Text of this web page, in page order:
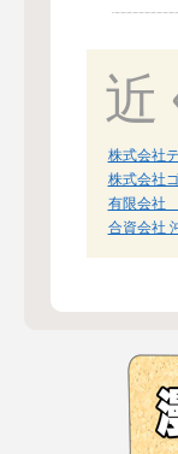
近
株式会社
株式会社
有限会社
合資会社